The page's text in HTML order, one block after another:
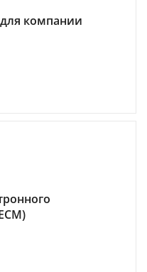
компании